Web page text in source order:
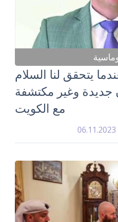
يتحقق لنا السلام
جديدة وغير مكتشفة
مع الكويت